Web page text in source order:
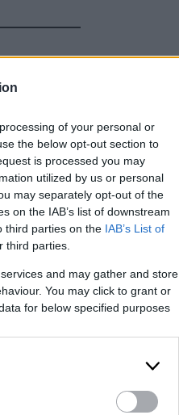
of your personal or
the below opt-out section to
is processed you may
utilized by us or personal
may separately opt-out of the
on the IAB’s list of downstream
third parties on the IAB’s List of
third parties.
and may gather and store
You may click to grant or
for below specified purposes
2013
εύκολο
2012